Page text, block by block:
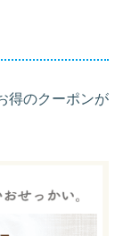
得のクーポンが